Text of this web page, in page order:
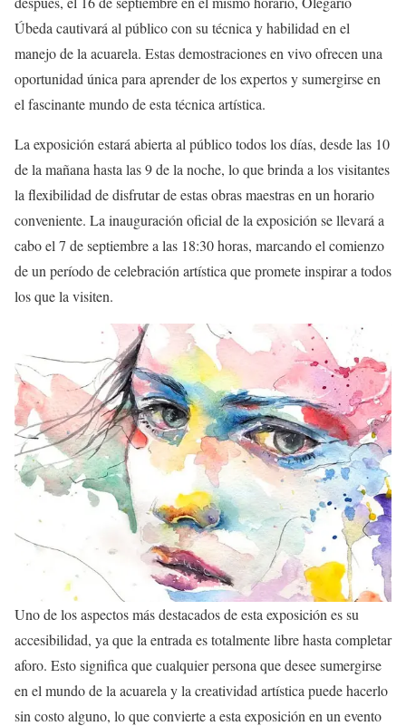
Úbeda cautivará al público con su técnica y habilidad en el
manejo de la acuarela. Estas demostraciones en vivo ofrecen una
oportunidad única para aprender de los expertos y sumergirse en
el fascinante mundo de esta técnica artística.
La exposición estará abierta al público todos los días, desde las 10
de la mañana hasta las 9 de la noche, lo que brinda a los visitantes
la flexibilidad de disfrutar de estas obras maestras en un horario
conveniente. La inauguración oficial de la exposición se llevará a
cabo el 7 de septiembre a las 18:30 horas, marcando el comienzo
de un período de celebración artística que promete inspirar a todos
los que la visiten.
Uno de los aspectos más destacados de esta exposición es su
accesibilidad, ya que la entrada es totalmente libre hasta completar
aforo. Esto significa que cualquier persona que desee sumergirse
en el mundo de la acuarela y la creatividad artística puede hacerlo
sin costo alguno, lo que convierte a esta exposición en un evento